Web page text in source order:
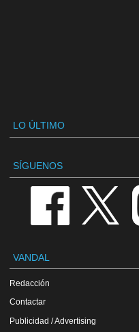
LO ÚLTIMO
SÍGUENOS
VANDAL
Redacción
Contactar
Publicidad / Advertising